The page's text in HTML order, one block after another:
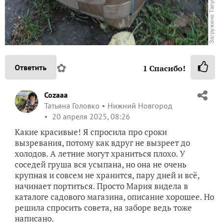
Ответить ✿ 1 Спасибо!
Cozaaa
Татьяна Головко
Нижний Новгород
20 апреля 2025, 08:26
Какие красивые! Я спросила про сроки
вызревания, потому как вдруг не вызреет до
холодов. А летние могут храниться плохо. У
соседей груша вся усыпана, но она не очень
крупная и совсем не хранится, пару дней и всё,
начинает портиться. Просто Мария видела в
каталоге садового магазина, описание хорошее. Но
решила спросить совета, на заборе ведь тоже
написано.